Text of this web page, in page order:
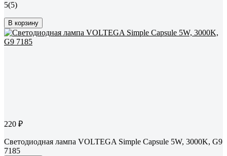
5(5)
В корзину
220 ₽
Светодиодная лампа VOLTEGA Simple Capsule 5W, 3000K, G9
7185